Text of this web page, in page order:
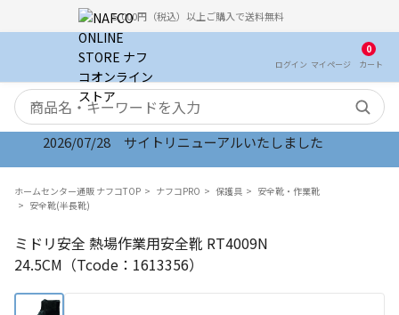
5,000円（税込）以上ご購入で送料無料
ログイン マイ ページ
0
カート
検索キーワード
2026/07/28 サイトリニューアルいたしました
ホームセンター通販 ナフコTOP ナフコPRO 保護具
安全靴・作業靴
安全靴(半長靴)
ミドリ安全 熱場作業用安全靴 RT4009N
24.5CM（Tcode：1613356）